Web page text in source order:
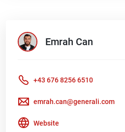
Emrah Can
+43 676 8256 6510
emrah.can@generali.com
Website